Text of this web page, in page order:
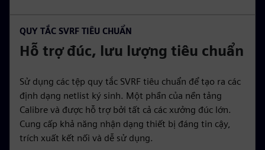
QUY TẮC SVRF TIÊU CHUẨN
Hỗ trợ đúc, lưu lượng tiêu chuẩn
Sử dụng các tệp quy tắc SVRF tiêu chuẩn để tạo ra các
định dạng netlist ký sinh. Một phần của nền tảng
Calibre và được hỗ trợ bởi tất cả các xưởng đúc lớn.
Cung cấp khả năng nhận dạng thiết bị đáng tin cậy,
trích xuất kết nối và dễ sử dụng.